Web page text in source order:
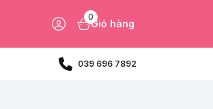
0
Giỏ hàng
039 696 7892